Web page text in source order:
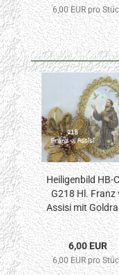
6,00 EUR pro
Heiligenbild HB-
G218 Hl. Franz
Assisi mit
42x57mm
6,00 EUR
6,00 EUR pro